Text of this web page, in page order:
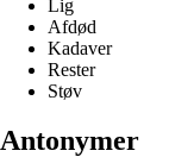
Lig
Afdød
Kadaver
Rester
Støv
Antonymer